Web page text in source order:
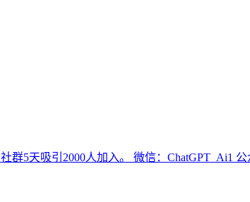
群5天吸引2000人加入。 微信：ChatGPT_Ai1